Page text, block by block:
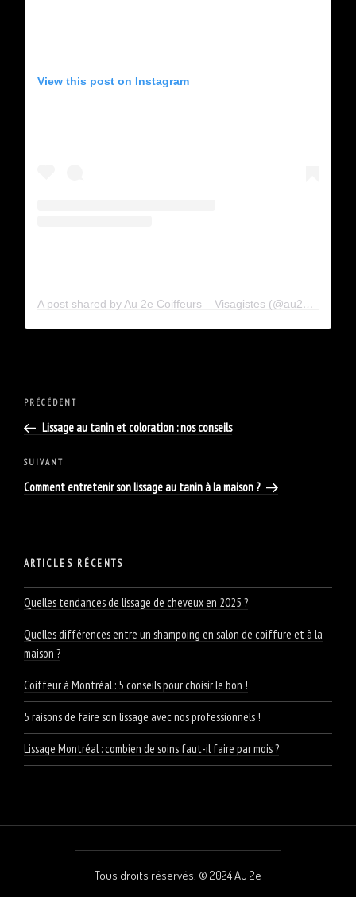
View this post on Instagram
A post shared by Au 2e Coiffeurs – Visagistes (@au2emtl)
Navigation
l'article
Article
précédent
PRÉCÉDENT
Lissage au tanin et coloration : nos conseils
Article
suivant
SUIVANT
Comment entretenir son lissage au tanin à la maison ?
ARTICLES RÉCENTS
Quelles tendances de lissage de cheveux en 2025 ?
Quelles différences entre un shampoing en salon de coiffure et à la
maison ?
Coiffeur à Montréal : 5 conseils pour choisir le bon !
5 raisons de faire son lissage avec nos professionnels !
Lissage Montréal : combien de soins faut-il faire par mois ?
Tous droits réservés. © 2024 Au 2e